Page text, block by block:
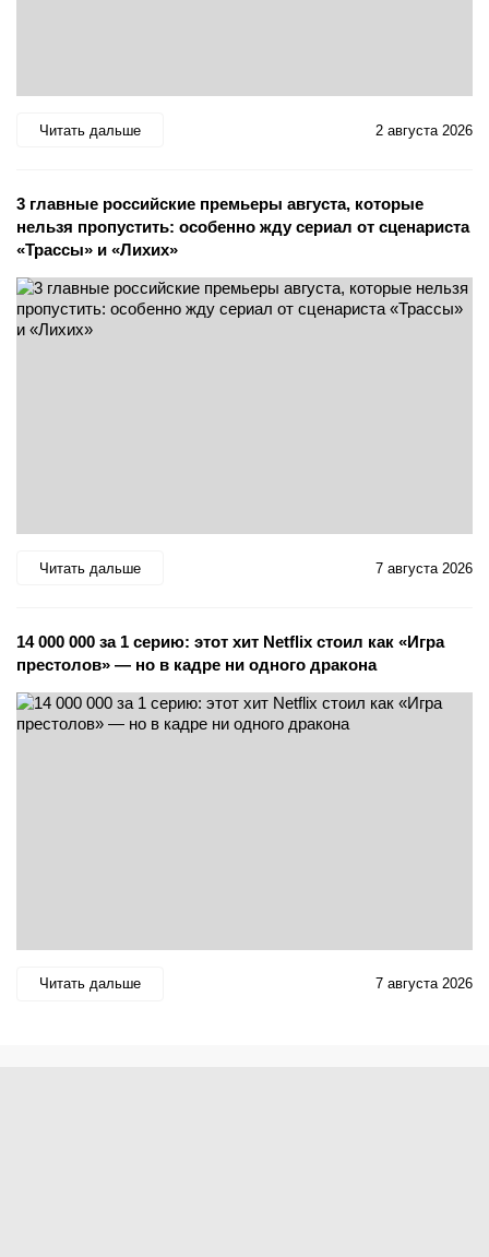
Читать дальше 2 августа 2026
3 главные российские премьеры августа, которые
нельзя пропустить: особенно жду сериал от сценариста
«Трассы» и «Лихих»
Читать дальше 7 августа 2026
14 000 000 за 1 серию: этот хит Netflix стоил как «Игра
престолов» — но в кадре ни одного дракона
Читать дальше 7 августа 2026